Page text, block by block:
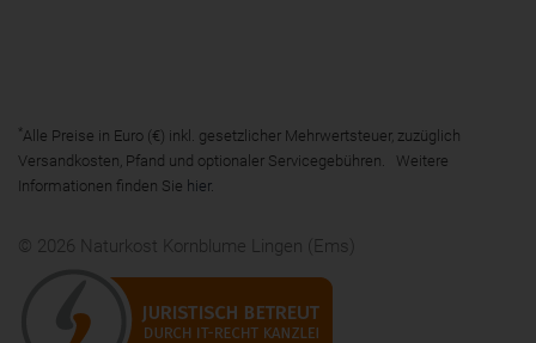
*Alle Preise in Euro (€) inkl. gesetzlicher Mehrwertsteuer, zuzüglich
Versandkosten, Pfand und optionaler Servicegebühren. Weitere
Informationen finden Sie hier.
© 2026 Naturkost Kornblume Lingen (Ems)